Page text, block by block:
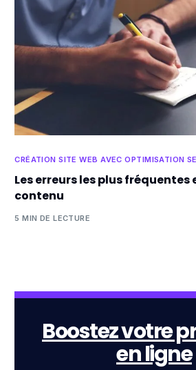
CRÉATION SITE WEB AVEC OPTIMISATION
Les erreurs les plus
contenu
5 MIN DE LECTURE
Boostez votre
en ligne